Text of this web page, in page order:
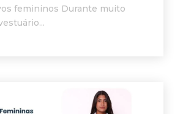
femininos Durante muito